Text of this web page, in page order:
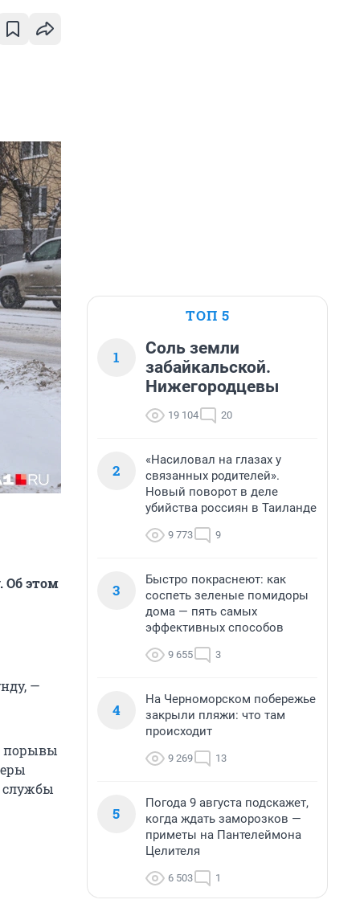
Об этом
—
порывы
службы
ТОП 5
1
Соль земли
забайкальской.
Нижегородцевы
19 104 20
2
«Насиловал на глазах у
связанных родителей».
Новый поворот в деле
убийства россиян в Таиланде
9 773 9
3
Быстро покраснеют: как
соспеть зеленые помидоры
дома — пять самых
эффективных способов
9 655 3
4
На Черноморском побережье
закрыли пляжи: что там
происходит
9 269 13
5
Погода 9 августа подскажет,
когда ждать заморозков —
приметы на Пантелеймона
Целителя
6 503 1